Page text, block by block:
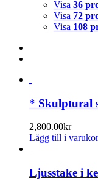
Visa 36
Visa 72
Visa 108
* Skulptural
2,800.00kr
Lägg till i
Ljusstake i